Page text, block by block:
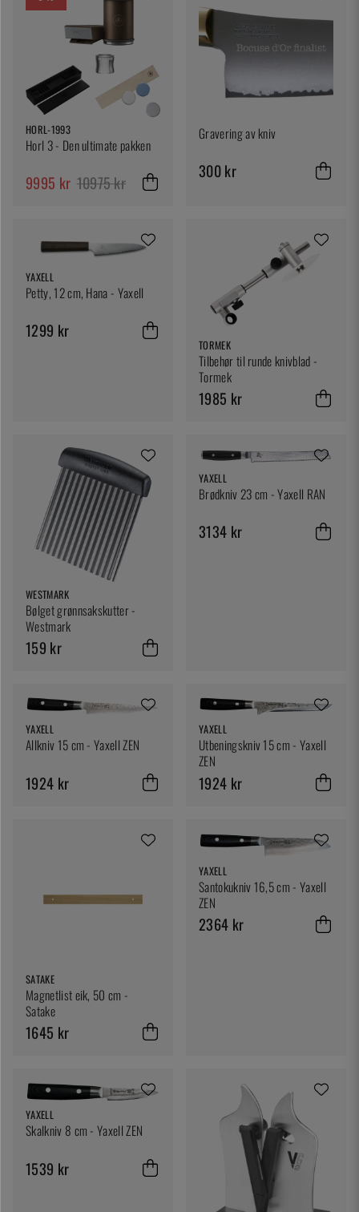
HORL-1993
Horl 3 - Den ultimate pakken
9995 kr 10975 kr
Gravering av kniv
300 kr
YAXELL
Petty, 12 cm, Hana - Yaxell
1299 kr
TORMEK
Tilbehør til runde knivblad -
Tormek
1985 kr
WESTMARK
Bølget grønnsakskutter -
Westmark
159 kr
YAXELL
Brødkniv 23 cm - Yaxell RAN
3134 kr
YAXELL
Allkniv 15 cm - Yaxell ZEN
1924 kr
YAXELL
Utbeningskniv 15 cm - Yaxell
ZEN
1924 kr
SATAKE
Magnetlist eik, 50 cm -
Satake
1645 kr
YAXELL
Santokukniv 16,5 cm - Yaxell
ZEN
2364 kr
YAXELL
Skalkniv 8 cm - Yaxell ZEN
1539 kr